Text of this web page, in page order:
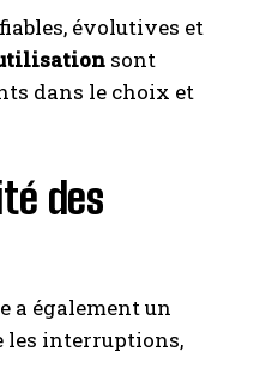
évolutives et
sont
dans le choix et
des
a également un
les interruptions,